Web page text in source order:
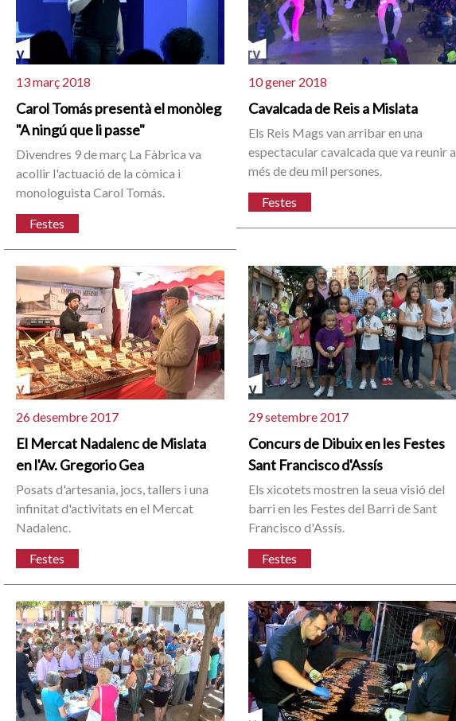
13 març 2018
Carol Tomás presentà el monòleg
"A ningú que li passe"
Divendres 9 de març La Fàbrica va
acollir l'actuació de la còmica i
monologuista Carol Tomás.
Festes
10 gener 2018
Cavalcada de Reis a Mislata
Els Reis Mags van arribar en una
espectacular cavalcada que va reunir a
més de deu mil persones.
Festes
26 desembre 2017
El Mercat Nadalenc de Mislata
en l'Av. Gregorio Gea
Posats d'artesania, jocs, tallers i una
infinitat d'activitats en el Mercat
Nadalenc.
Festes
29 setembre 2017
Concurs de Dibuix en les Festes
Sant Francisco d'Assís
Els xicotets mostren la seua visió del
barri en les Festes del Barri de Sant
Francisco d'Assís.
Festes